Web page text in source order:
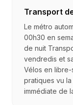
Transport
Le métro
00h30 en
de nuit
vendredis et
Vélos en
pratiques vu
immédiate de